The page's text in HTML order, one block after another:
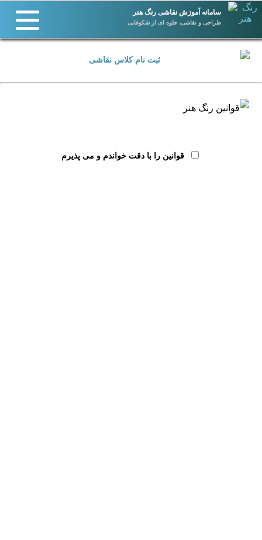
سامانه آموزش نقاشی رنگ هنر
طراحی و نقاشی، جلوه ای از شکوفایی
قوانین را با دقت خواندم و می پذیرم